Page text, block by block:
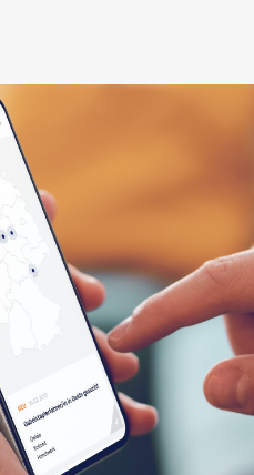
um die
Eine nützliche
zu messen.